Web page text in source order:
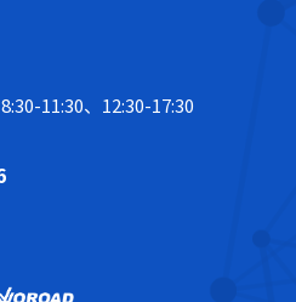
11:30、12:30-17:30